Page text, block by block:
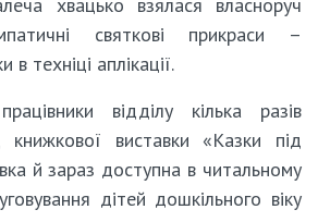
святкові прикраси –
в техніці аплікації.
відділу кілька разів
виставки «Казки під
й зараз доступна в читальному
дітей дошкільного віку